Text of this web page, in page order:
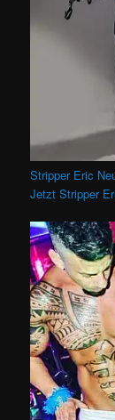
Stripper Eric
Jetzt Stripper